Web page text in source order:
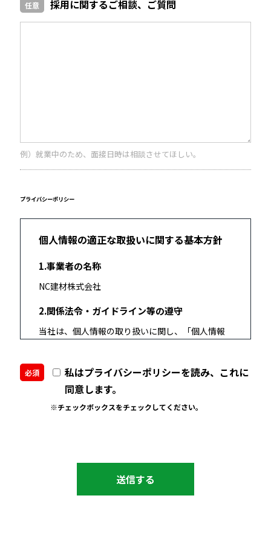
任意 採用に関するご相談、ご質問
例）就業中のため、面接日時は相談させてほしい。
プライバシーポリシー
個人情報の適正な取扱いに関する基本方針
1.事業者の名称
NC建材株式会社
2.関係法令・ガイドライン等の遵守
当社は、個人情報の取り扱いに関し、「個人情報
3.利用目的
当社は、提供を受けた個人情報を、以下の目的で
利用します。
環境マネジメントシステムにおける力量に関する
必須
私はプライバシーポリシーを読み、これに
同意します。
※チェックボックスをチェックしてください。